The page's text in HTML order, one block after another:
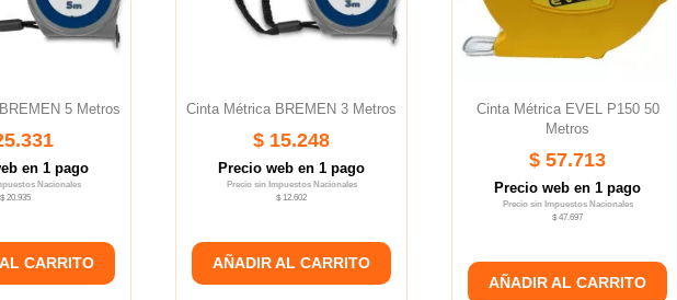
5 Metros
en 1 pago
Nacionales
$ 20.935
CARRITO
Cinta Métrica BREMEN 3 Metros
$ 15.248
Precio web en 1 pago
Precio sin Impuestos Nacionales
$ 12.602
AÑADIR AL CARRITO
Cinta Métrica EVEL P150 50
Metros
$ 57.713
Precio web en 1 pago
Precio sin Impuestos Nacionales
$ 47.697
AÑADIR AL CARRITO